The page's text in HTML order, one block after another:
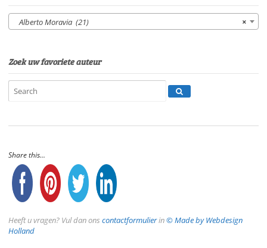
×
Alberto Moravia (21)
Zoek uw favoriete auteur
Share this...
Heeft u vragen? Vul dan ons contactformulierin© Made by Webdesign
Holland